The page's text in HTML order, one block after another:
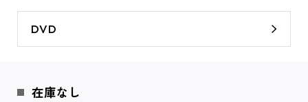
DVD
在庫なし